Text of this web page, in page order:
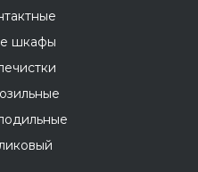
шкафы